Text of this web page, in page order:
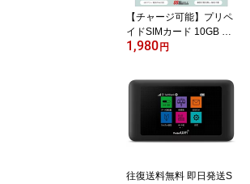
【チャージ可能】プリペ
イドSIMカード 10GB 18
0日 国内データ通信専用
1,980 円
往復送料無料 即日発送S